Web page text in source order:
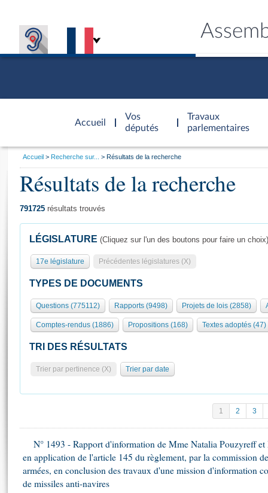
Accueil
d'accueil
Vos
députés
Travaux
parlementaires
Présidence
577 députés
Groupes politiques
Séance publique
Commissions et autres organes
Europe et International
Pétitions
Projets de loi
Propositions de loi
Amendements
Textes adoptés
Général
Rôle et pouvoirs de l'Assemblée
Organisation de l'Assemblée
Présidence Conférence des Présidents Bureau Collège des
Statistiques et chiffres clés
Histoire
Juniors
Visiter l'Assemblée
Visite virtuelle du palais Bourbon
Assister à une séance
Contacts et plan d'accès
Photos libres de droit
Vous
Accueil Recherche sur... Résultats de la recherche
Résultats de la recherche
791725 résultats trouvés
LÉGISLATURE (Cliquez sur l'un des boutons pour faire un choix)
17e législature Précédentes législatures (X)
TYPES DE DOCUMENTS
Questions (775112) Rapports (9498) Projets de lois (2858)
Comptes-rendus (1886) Propositions (168) Textes adoptés (47)
TRI DES RÉSULTATS
Trier par pertinence (X) Trier par date
1 2 3
N° 1493 - Rapport d'information de Mme Natalia Pouzyreff
en application de l'article 145 du règlement, par la commission
armées, en conclusion des travaux d'une mission d'information
de missiles anti-navires